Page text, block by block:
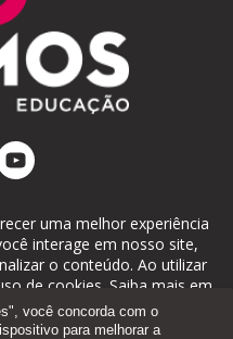
uma melhor experiência
interage em nosso site,
o conteúdo. Ao utilizar
de cookies. Saiba mais em
Privacidade.
você concorda com o
para melhorar a